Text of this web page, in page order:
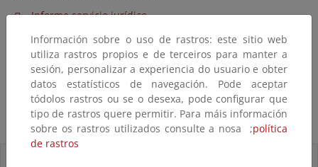
Informe servicio jurídico
Plano hoja 3
Plano hoja 3-1
Plano hoja 3-2
Plano hoja 3-3
Información sobre o uso de rastros: este sitio web
utiliza rastros propios e de terceiros para manter a
sesión, personalizar a experiencia do usuario e obter
datos estatísticos de navegación. Pode aceptar
tódolos rastros ou se o desexa, pode configurar que
tipo de rastros quere permitir. Para máis información
sobre os rastros utilizados consulte a nosa ;política
de rastros